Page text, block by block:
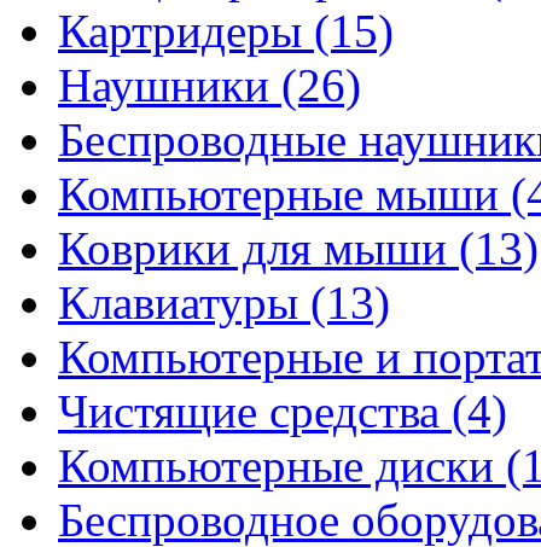
Картридеры (15)
Наушники (26)
Беспроводные
Компьютерные мыши
Коврики для мыши (13)
Клавиатуры (13)
Компьютерные и
Чистящие средства (4)
Компьютерные диски
Беспроводное